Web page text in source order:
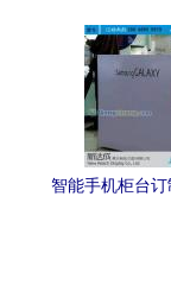
智能手机柜台